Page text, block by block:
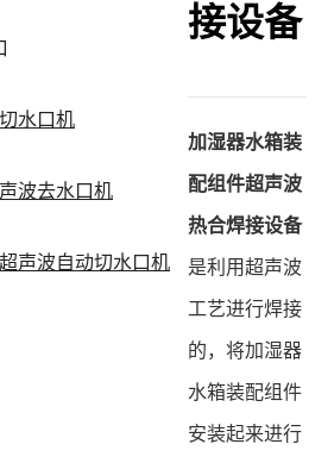
水口机
波去水口机
声波自动切水口机
接设备
加湿器水箱装
配组件超声波
热合焊接设备
是利用超声波
工艺进行焊接
的，将加湿器
水箱装配组件
安装起来进行